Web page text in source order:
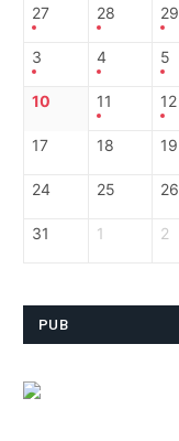
27 28 29
3 4 5
10 11 12
17 18 19
24 25 26
31 1 2
PUB